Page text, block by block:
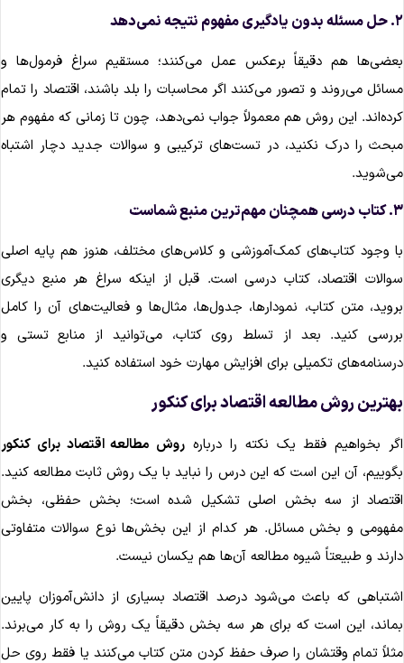
نتیجه نمی‌دهد
هم دقیقاً برعکس عمل می‌کنند؛ مستقیم سراغ فرمول‌ها و
می‌روند و تصور می‌کنند اگر محاسبات را بلد باشند، اقتصاد را تمام
این روش هم معمولاً جواب نمی‌دهد، چون تا زمانی که مفهوم هر
را درک نکنید، در تست‌های ترکیبی و سوالات جدید دچار اشتباه
منبع شماست
وجود کتاب‌های کمک‌آموزشی و کلاس‌های مختلف، هنوز هم پایه اصلی
اقتصاد، کتاب درسی است. قبل از اینکه سراغ هر منبع دیگری
متن کتاب، نمودارها، جدول‌ها، مثال‌ها و فعالیت‌های آن را کامل
کنید. بعد از تسلط روی کتاب، می‌توانید از منابع تستی و
تکمیلی برای افزایش مهارت خود استفاده کنید.
روش مطالعه اقتصاد برای کنکور
بخواهیم فقط یک نکته را درباره روش مطالعه اقتصاد برای کنکور
آن این است که این درس را نباید با یک روش ثابت مطالعه کنید.
از سه بخش اصلی تشکیل شده است؛ بخش حفظی، بخش
و بخش مسائل. هر کدام از این بخش‌ها نوع سوالات متفاوتی
و طبیعتاً شیوه مطالعه آن‌ها هم یکسان نیست.
که باعث می‌شود درصد اقتصاد بسیاری از دانش‌آموزان پایین
این است که برای هر سه بخش دقیقاً یک روش را به کار می‌برند.
تمام وقتشان را صرف حفظ کردن متن کتاب می‌کنند یا فقط روی حل